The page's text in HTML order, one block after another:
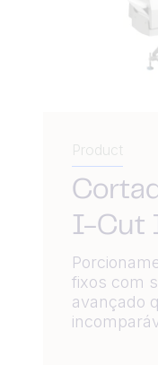
Product
I-Cut
fixos com
avançado